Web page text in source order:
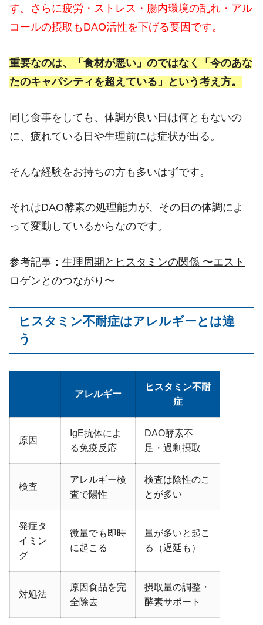
す。さらに疲労・ストレス・腸内環境の乱れ・アル
コールの摂取もDAO活性を下げる要因です。
重要なのは、「食材が悪い」のではなく「今のあな
たのキャパシティを超えている」という考え方。
同じ食事をしても、体調が良い日は何ともないの
に、疲れている日や生理前には症状が出る。
そんな経験をお持ちの方も多いはずです。
それはDAO酵素の処理能力が、その日の体調によ
って変動しているからなのです。
参考記事： 生理周期とヒスタミンの関係 〜エスト
ロゲンとのつながり〜
ヒスタミン不耐症はアレルギーとは違
う
アレルギー
ヒスタミン不耐
症
原因
IgE抗体によ
る免疫反応
DAO酵素不
足・過剰摂取
検査
アレルギー検
査で陽性
検査は陰性のこ
とが多い
発症タ
イミン
グ
微量でも即時
に起こる
量が多いと起こ
る（遅延も）
対処法
原因食品を完
全除去
摂取量の調整・
酵素サポート